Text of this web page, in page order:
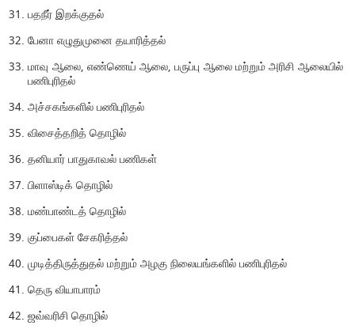
பதநீர் இறக்குதல்
பேனா எழுதுமுனை தயாரித்தல்
மாவு ஆலை, எண்ணெய் ஆலை, பருப்பு ஆலை மற்றும் அரிசி ஆலையில்
பணிபுரிதல்
அச்சகங்களில் பணிபுரிதல்
விசைத்தறித் தொழில்
தனியார் பாதுகாவல் பணிகள்
பிளாஸ்டிக் தொழில்
மண்பாண்டத் தொழில்
குப்பைகள் சேகரித்தல்
முடித்திருத்துதல் மற்றும் அழகு நிலையங்களில் பணிபுரிதல்
தெரு வியாபாரம்
ஜவ்வரிசி தொழில்